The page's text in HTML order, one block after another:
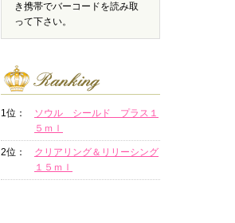
き携帯でバーコードを読み取
って下さい。
1位：
ソウル シールド プラス１
５ｍｌ
2位：
クリアリング＆リリーシング
１５ｍｌ